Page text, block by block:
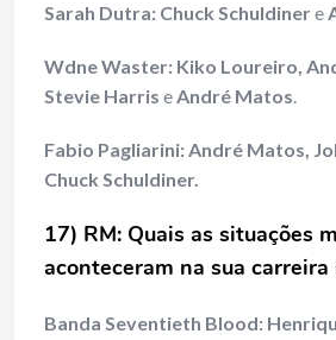
Sarah Dutra: Chuck Schuldinere
Wdne Waster: Kiko Loureiro,
Stevie Harris eAndré Matos.
Fabio Pagliarini: André Matos,
Chuck Schuldiner.
17) RM: Quais as situações
aconteceram na sua carreira
Banda Seventieth Blood: